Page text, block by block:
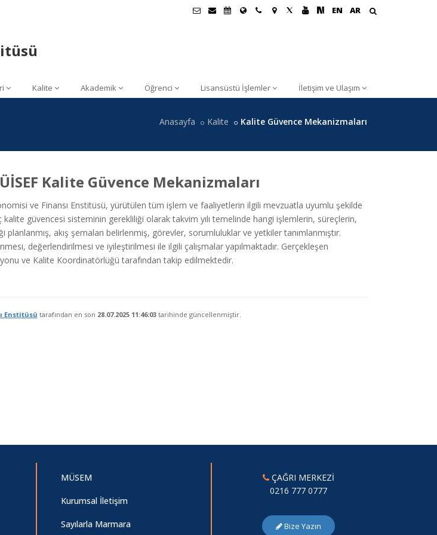
EN AR
Kalite Akademik Öğrenci Lisansüstü İşlemler İletişim ve Ulaşım
Anasayfa Kalite Kalite Güvence Mekanizmaları
Kalite Güvence Mekanizmaları
ve Finansı Enstitüsü, yürütülen tüm işlem ve faaliyetlerin ilgili mevzuatla uyumlu şekilde
kalite güvencesi sisteminin gerekliliği olarak takvim yılı temelinde hangi işlemlerin, süreçlerin,
planlanmış, akış şemaları belirlenmiş, görevler, sorumluluklar ve yetkiler tanımlanmıştır.
değerlendirilmesi ve iyileştirilmesi ile ilgili çalışmalar yapılmaktadır. Gerçekleşen
ve Kalite Koordinatörlüğü tarafından takip edilmektedir.
Enstitüsü tarafından en son 28.07.2025 11:46:03tarihinde güncellenmiştir.
MÜSEM
Kurumsal İletişim
Sayılarla Marmara
ÇAĞRI MERKEZİ
0216 777 0777
Bize Yazın